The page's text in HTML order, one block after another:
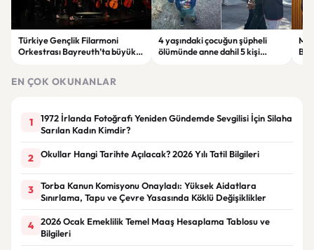
Türkiye Gençlik Filarmoni
Orkestrası Bayreuth’ta büyük
4 yaşındaki çocuğun şüpheli
ölümünde anne dahil 5 kişi
EN ÇOK OKUNANLAR
1
1972 İrlanda Fotoğrafı Yeniden Gündemde Sevgilisi İçin Silaha
Sarılan Kadın Kimdir?
2 Okullar Hangi Tarihte Açılacak? 2026 Yılı Tatil Bilgileri
3
Torba Kanun Komisyonu Onayladı: Yüksek Aidatlara
Sınırlama, Tapu ve Çevre Yasasında Köklü Değişiklikler
4
2026 Ocak Emeklilik Temel Maaş Hesaplama Tablosu ve
Bilgileri